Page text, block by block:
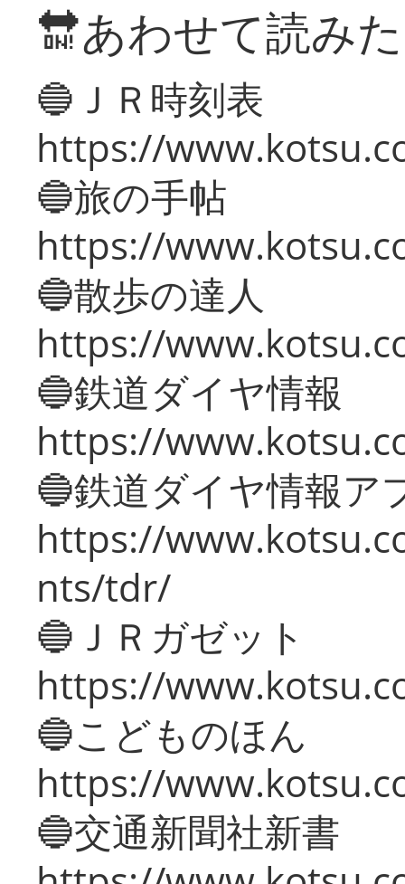
🔛あわせて読み
🔵ＪＲ時刻表
https://
🔵旅の手帖
https://
🔵散歩の達人
https://
🔵鉄道ダイヤ情報
https://
🔵鉄道ダイヤ情報ア
https://
nts/tdr/
🔵ＪＲガゼット
https://
🔵こどものほん
https://
🔵交通新聞社新書